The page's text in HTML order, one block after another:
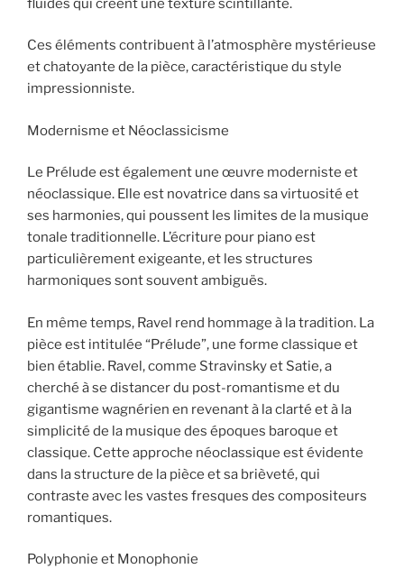
fluides qui créent une texture scintillante.
Ces éléments contribuent à l’atmosphère mystérieuse
et chatoyante de la pièce, caractéristique du style
impressionniste.
Modernisme et Néoclassicisme
Le Prélude est également une œuvre moderniste et
néoclassique. Elle est novatrice dans sa virtuosité et
ses harmonies, qui poussent les limites de la musique
tonale traditionnelle. L’écriture pour piano est
particulièrement exigeante, et les structures
harmoniques sont souvent ambiguës.
En même temps, Ravel rend hommage à la tradition. La
pièce est intitulée “Prélude”, une forme classique et
bien établie. Ravel, comme Stravinsky et Satie, a
cherché à se distancer du post-romantisme et du
gigantisme wagnérien en revenant à la clarté et à la
simplicité de la musique des époques baroque et
classique. Cette approche néoclassique est évidente
dans la structure de la pièce et sa brièveté, qui
contraste avec les vastes fresques des compositeurs
romantiques.
Polyphonie et Monophonie